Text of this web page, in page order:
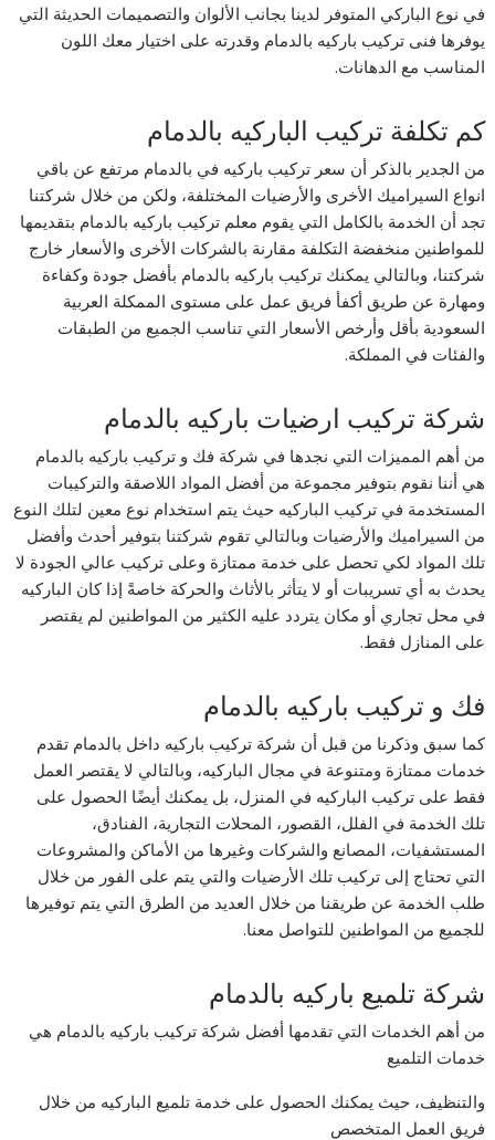
في نوع الباركي المتوفر لدينا بجانب الألوان والتصميمات الحديثة التي
يوفرها فنى تركيب باركيه بالدمام وقدرته على اختيار معك اللون
المناسب مع الدهانات.
كم تكلفة تركيب الباركيه بالدمام
من الجدير بالذكر أن سعر تركيب باركيه في بالدمام مرتفع عن باقي
انواع السيراميك الأخرى والأرضيات المختلفة، ولكن من خلال شركتنا
تجد أن الخدمة بالكامل التي يقوم معلم تركيب باركيه بالدمام بتقديمها
للمواطنين منخفضة التكلفة مقارنة بالشركات الأخرى والأسعار خارج
شركتنا، وبالتالي يمكنك تركيب باركيه بالدمام بأفضل جودة وكفاءة
ومهارة عن طريق أكفأ فريق عمل على مستوى الممكلة العربية
السعودية بأقل وأرخص الأسعار التي تناسب الجميع من الطبقات
والفئات في المملكة.
شركة تركيب ارضيات باركيه بالدمام
من أهم المميزات التي نجدها في شركة فك و تركيب باركيه بالدمام
هي أننا نقوم بتوفير مجموعة من أفضل المواد اللاصقة والتركيبات
المستخدمة في تركيب الباركيه حيث يتم استخدام نوع معين لتلك النوع
من السيراميك والأرضيات وبالتالي تقوم شركتنا بتوفير أحدث وأفضل
تلك المواد لكي تحصل على خدمة ممتازة وعلى تركيب عالي الجودة لا
يحدث به أي تسريبات أو لا يتأثر بالأثاث والحركة خاصةً إذا كان الباركيه
في محل تجاري أو مكان يتردد عليه الكثير من المواطنين لم يقتصر
على المنازل فقط.
فك و تركيب باركيه بالدمام
كما سبق وذكرنا من قبل أن شركة تركيب باركيه داخل بالدمام تقدم
خدمات ممتازة ومتنوعة في مجال الباركيه، وبالتالي لا يقتصر العمل
فقط على تركيب الباركيه في المنزل، بل يمكنك أيضًا الحصول على
تلك الخدمة في الفلل، القصور، المحلات التجارية، الفنادق،
المستشفيات، المصانع والشركات وغيرها من الأماكن والمشروعات
التي تحتاج إلى تركيب تلك الأرضيات والتي يتم على الفور من خلال
طلب الخدمة عن طريقنا من خلال العديد من الطرق التي يتم توفيرها
للجميع من المواطنين للتواصل معنا.
شركة تلميع باركيه بالدمام
من أهم الخدمات التي تقدمها أفضل شركة تركيب باركيه بالدمام هي
خدمات التلميع
والتنظيف، حيث يمكنك الحصول على خدمة تلميع الباركيه من خلال
فريق العمل المتخصص